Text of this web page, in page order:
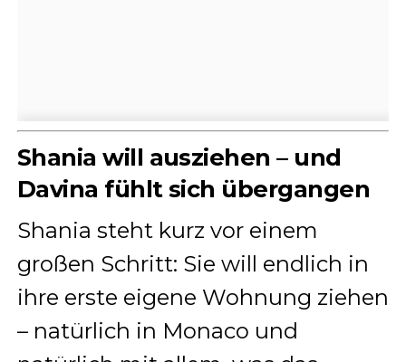
Shania will ausziehen – und
Davina fühlt sich übergangen
Shania steht kurz vor einem
großen Schritt: Sie will endlich in
ihre erste eigene Wohnung ziehen
– natürlich in Monaco und